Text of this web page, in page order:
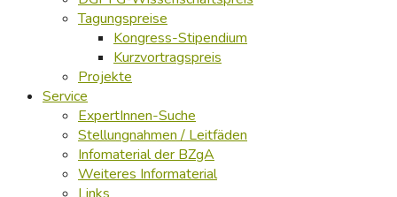
Tagungspreise
Kongress-Stipendium
Kurzvortragspreis
Projekte
Service
ExpertInnen-Suche
Stellungnahmen / Leitfäden
Infomaterial der BZgA
Weiteres Informaterial